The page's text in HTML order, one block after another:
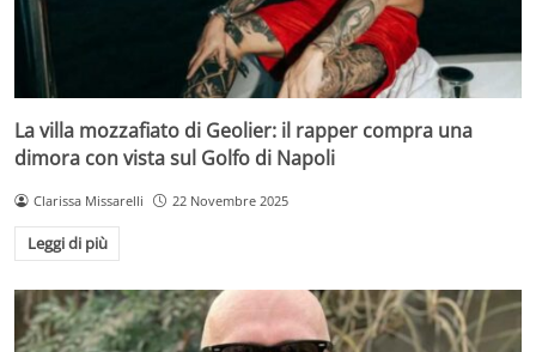
La villa mozzafiato di Geolier: il rapper compra una
dimora con vista sul Golfo di Napoli
Clarissa Missarelli 22 Novembre 2025
Leggi di più